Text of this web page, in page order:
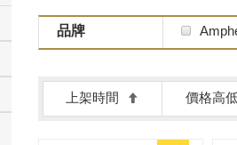
品牌
上架時間 價格高